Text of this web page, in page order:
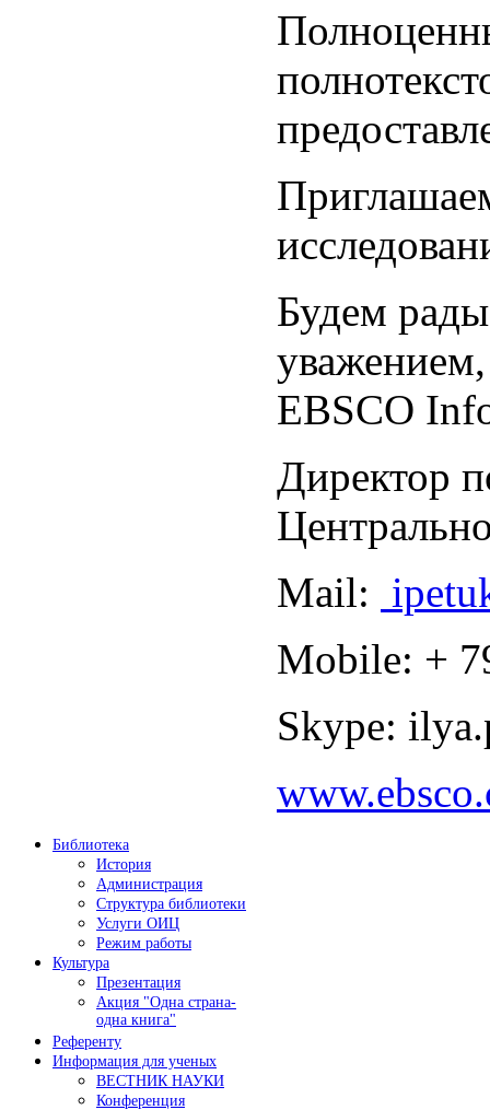
Будем
EBSCO
Директор
Mail:
Mobile: +
Skype:
Библиотека
История
Администрация
Структура библиотеки
Услуги ОИЦ
Режим работы
Культура
Презентация
Акция "Одна страна-
одна книга"
Референту
Информация для ученых
ВЕСТНИК НАУКИ
Конференция